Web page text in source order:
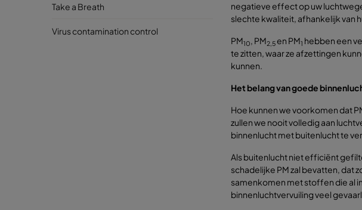
Take a Breath
Virus contamination control
negatieve effect op uw
slechte kwaliteit, afhankelijk van
PM10, PM2,5en PM1 hebben een
te zitten, waar ze afzettingen
kunnen.
Het belang van goede
Hoe kunnen we voorkomen dat
zullen we nooit volledig aan
binnenlucht met buitenlucht te
Als buitenlucht niet efficiënt
schadelijke PM zal bevatten, dat
samenkomen met stoffen die al
binnenluchtvervuiling veel